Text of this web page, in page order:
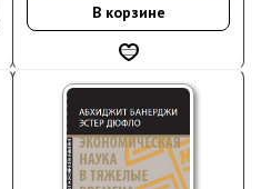
В корзине